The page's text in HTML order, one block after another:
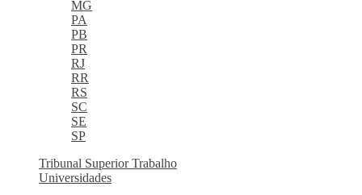
MG
PA
PB
PR
RJ
RR
RS
SC
SE
SP
Tribunal Superior Trabalho
Universidades